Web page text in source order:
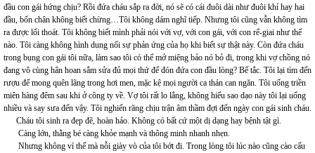
đầu con gái hứng chịu? Rồi đứa cháu sắp ra đời, nó sẽ có cái đuôi dài như đuôi khỉ hay hai
đầu, bốn chân không biết chừng…Tôi không dám nghĩ tiếp. Nhưng tôi cũng vẫn không tìm
ra được lối thoát. Tôi không biết mình phải nói với vợ, với con gái, với con rể-giai như thế
nào. Tôi càng không hình dung nổi sự phản ứng của họ khi biết sự thật này. Còn đứa cháu
trong bụng con gái tôi nữa, làm sao tôi có thể mở miệng bảo nó bỏ đi, trong khi vợ chồng nó
đang vô cùng hân hoan sắm sửa đủ mọi thứ để đón đứa con đầu lòng? Bế tắc. Tôi lại tìm đến
rượu để mong quên lãng trong hơi men, mặc kệ mọi người ca thán can ngăn. Tôi uống triền
miên hàng đêm sau khi ở công ty về. Vợ tôi rất lo lắng, không hiểu sao dạo này tôi lại uống
nhiều và say sưa đến vậy. Tôi nghiến răng chịu trận âm thầm đợi đến ngày con gái sinh cháu.
Cháu tôi sinh ra đẹp đẽ, hoàn hảo. Không có bất cứ một dị dạng hay bệnh tật gì.
Càng lớn, thằng bé càng khỏe mạnh và thông minh nhanh nhẹn.
Nhưng không vì thế mà nỗi giày vò của tôi bớt đi. Trong lòng tôi lúc nào cũng cào cấu